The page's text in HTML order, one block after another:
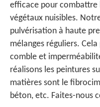
efficace pour combattre
végétaux nuisibles.
pulvérisation à haute
mélanges réguliers.
comble et
réalisons les peintures
matières sont le
béton, etc. Faites-nous